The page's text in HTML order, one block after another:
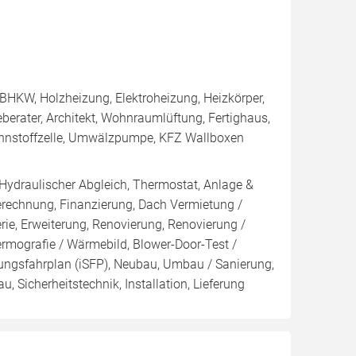
Holzheizung, Elektroheizung, Heizkörper,
Architekt, Wohnraumlüftung, Fertighaus,
Umwälzpumpe, KFZ Wallboxen
Abgleich, Thermostat, Anlage &
Finanzierung, Dach Vermietung /
Erweiterung, Renovierung, Renovierung /
/ Wärmebild, Blower-Door-Test /
(iSFP), Neubau, Umbau / Sanierung,
Sicherheitstechnik, Installation, Lieferung